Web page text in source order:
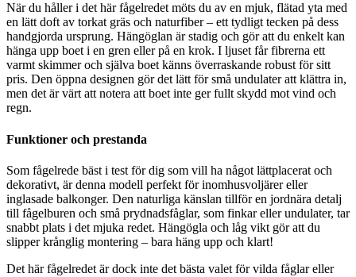
När du håller i det här fågelredet möts du av en mjuk, flätad yta med
en lätt doft av torkat gräs och naturfiber – ett tydligt tecken på dess
handgjorda ursprung. Hängöglan är stadig och gör att du enkelt kan
hänga upp boet i en gren eller på en krok. I ljuset får fibrerna ett
varmt skimmer och själva boet känns överraskande robust för sitt
pris. Den öppna designen gör det lätt för små undulater att klättra in,
men det är värt att notera att boet inte ger fullt skydd mot vind och
regn.
Funktioner och prestanda
Som fågelrede bäst i test för dig som vill ha något lättplacerat och
dekorativt, är denna modell perfekt för inomhusvoljärer eller
inglasade balkonger. Den naturliga känslan tillför en jordnära detalj
till fågelburen och små prydnadsfåglar, som finkar eller undulater, tar
snabbt plats i det mjuka redet. Hängögla och låg vikt gör att du
slipper krånglig montering – bara häng upp och klart!
Det här fågelredet är dock inte det bästa valet för vilda fåglar eller